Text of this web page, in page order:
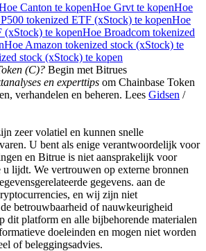
Canton te kopenHoe Grvt te kopenHoe
tokenized ETF (xStock) te kopenHoe
(xStock) te kopenHoe Broadcom tokenized
Hoe Amazon tokenized stock (xStock) te
stock (xStock) te kopen
(C)? Begin met Bitrues
en experttips om Chainbase Token
verhandelen en beheren. Lees Gidsen /
zeer volatiel en kunnen snelle
U bent als enige verantwoordelijk voor
en Bitrue is niet aansprakelijk voor
u lijdt. We vertrouwen op externe bronnen
gegevens. aan de
en wij zijn niet
betrouwbaarheid of nauwkeurigheid
dit platform en alle bijbehorende materialen
doeleinden en mogen niet worden
of beleggingsadvies.